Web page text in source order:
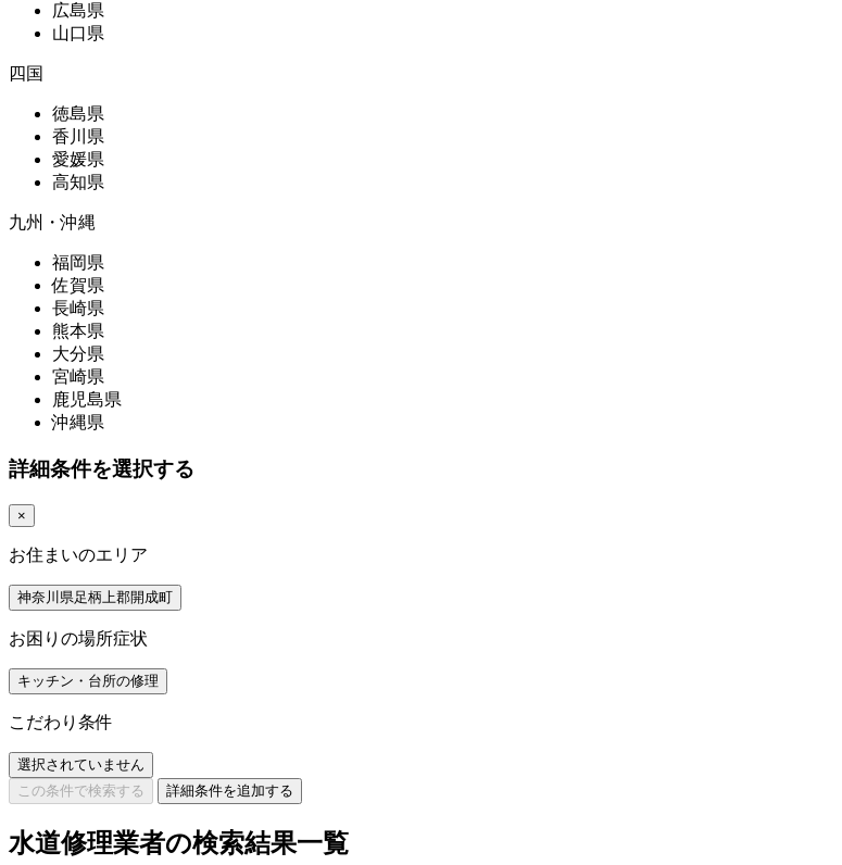
広島県
山口県
四国
徳島県
香川県
愛媛県
高知県
九州・沖縄
福岡県
佐賀県
長崎県
熊本県
大分県
宮崎県
鹿児島県
沖縄県
詳細条件を選択する
×
お住まいのエリア
神奈川県足柄上郡開成町
お困りの場所症状
キッチン・台所の修理
こだわり条件
選択されていません
この条件で検索する
詳細条件を追加する
水道修理業者の検索結果一覧